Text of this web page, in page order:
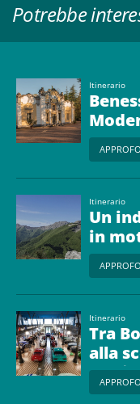
Potrebbe
Itinerario
terme
Itinerario
Un
in
Itinerario
Tra
alla
storia